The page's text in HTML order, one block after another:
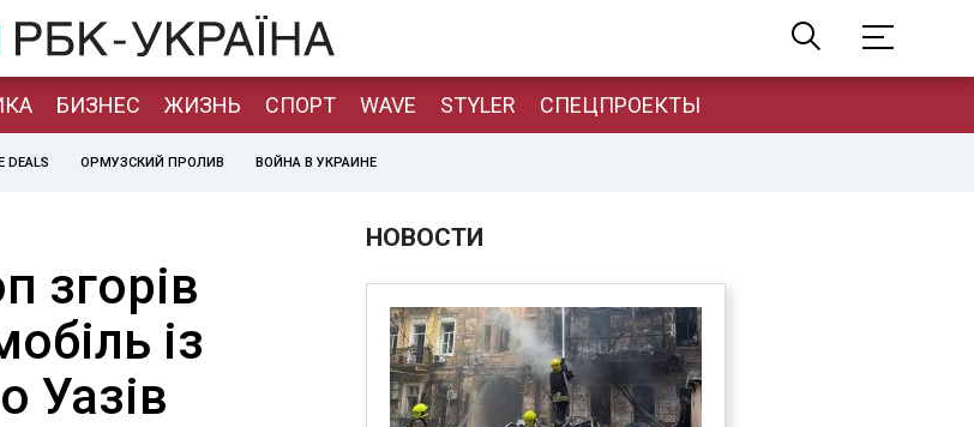
БИЗНЕС ЖИЗНЬ СПОРТ WAVE STYLER СПЕЦПРОЕКТЫ
DEALS ОРМУЗСКИЙ ПРОЛИВ ВОЙНА В УКРАИНЕ
згорів
із
Уазiв
НОВОСТИ